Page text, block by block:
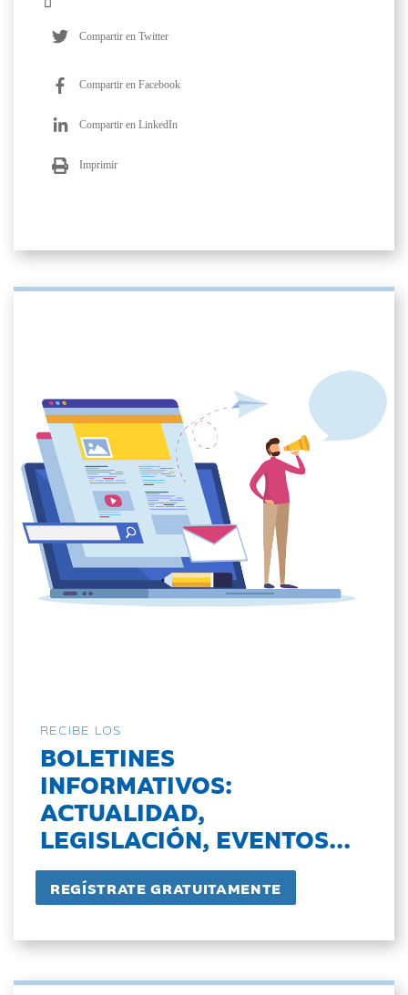
Compartir en Twitter
Compartir en Facebook
Compartir en LinkedIn
Imprimir
RECIBE LOS
BOLETINES
INFORMATIVOS:
ACTUALIDAD,
LEGISLACIÓN, EVENTOS...